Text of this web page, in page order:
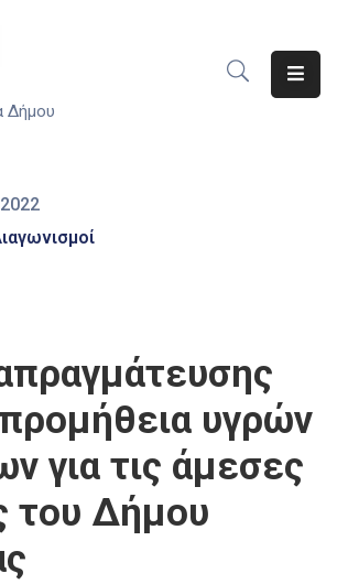
Δήμου
υγρών
για τις άμεσες
του Δήμου